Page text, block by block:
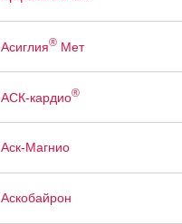
Асиглия®Мет
АСК-кардио®
Аск-Магнио
Аскобайрон